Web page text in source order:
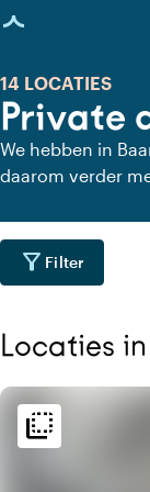
geladen
Private
14 LOCATIES
We hebben in
daarom verder
filter_alt Filter
Locaties
flip_to_back
flip_to_back